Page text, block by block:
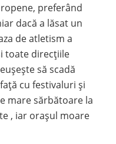
preferând
dacă a lăsat un
de atletism a
toate direcțiile
să scadă
cu festivaluri și
mare sărbătoare la
, iar orașul moare